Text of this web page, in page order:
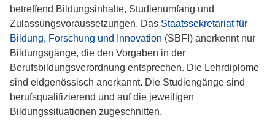
betreffend Bildungsinhalte, Studienumfang und
Zulassungsvoraussetzungen. Das Staatssekretariat für
Bildung, Forschung und Innovation (SBFI) anerkennt nur
Bildungsgänge, die den Vorgaben in der
Berufsbildungsverordnung entsprechen. Die Lehrdiplome
sind eidgenössisch anerkannt. Die Studiengänge sind
berufsqualifizierend und auf die jeweiligen
Bildungssituationen zugeschnitten.